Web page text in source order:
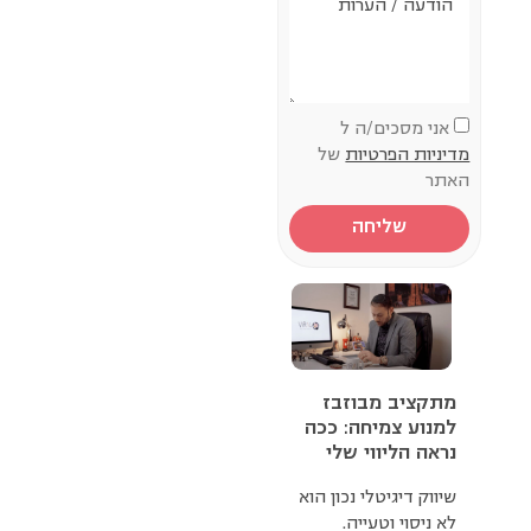
אני מסכים/ה ל
מדיניות הפרטיות של
האתר
שליחה
מתקציב מבוזבז
למנוע צמיחה: ככה
נראה הליווי שלי
שיווק דיגיטלי נכון הוא
לא ניסוי וטעייה.